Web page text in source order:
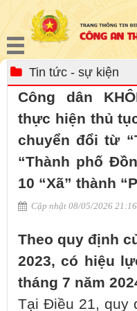
Tin tức - sự kiện
Công dân
thực hiện thủ
chuyển đổi từ
“Thành phố
10 “Xã” thành
Cập nhật 08/05/2026 21:16
Theo quy định
2023, có hiệu
tháng 7 năm
Tại Điều 21, quy